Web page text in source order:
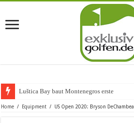
Luštica Bay baut Montenegros erste Golf-C
Home / Equipment / US Open 2020: Bryson